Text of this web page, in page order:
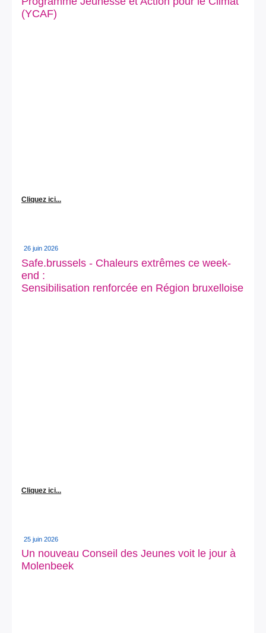
(YCAF)
Cliquez ici...
26 juin 2026
Safe.brussels - Chaleurs extrêmes ce week-
end :
Sensibilisation renforcée en Région bruxelloise
Cliquez ici...
25 juin 2026
Un nouveau Conseil des Jeunes voit le jour à
Molenbeek